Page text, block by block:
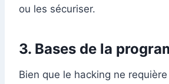
ou les sécuriser.
3. Bases de la
Bien que le hacking ne